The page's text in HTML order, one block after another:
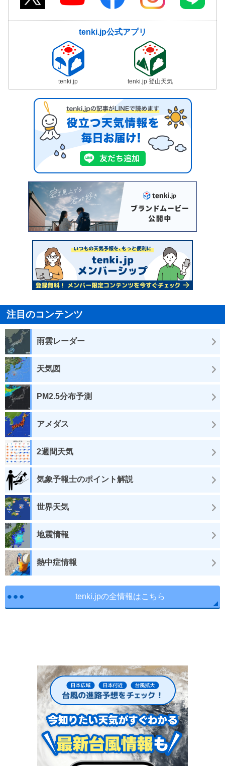
tenki.jp公式アプリ
tenki.jp tenki.jp 登山天気
注目のコンテンツ
雨雲レーダー
天気図
PM2.5分布予測
アメダス
2週間天気
気象予報士のポイント解説
世界天気
地震情報
熱中症情報
tenki.jpの全情報はこちら